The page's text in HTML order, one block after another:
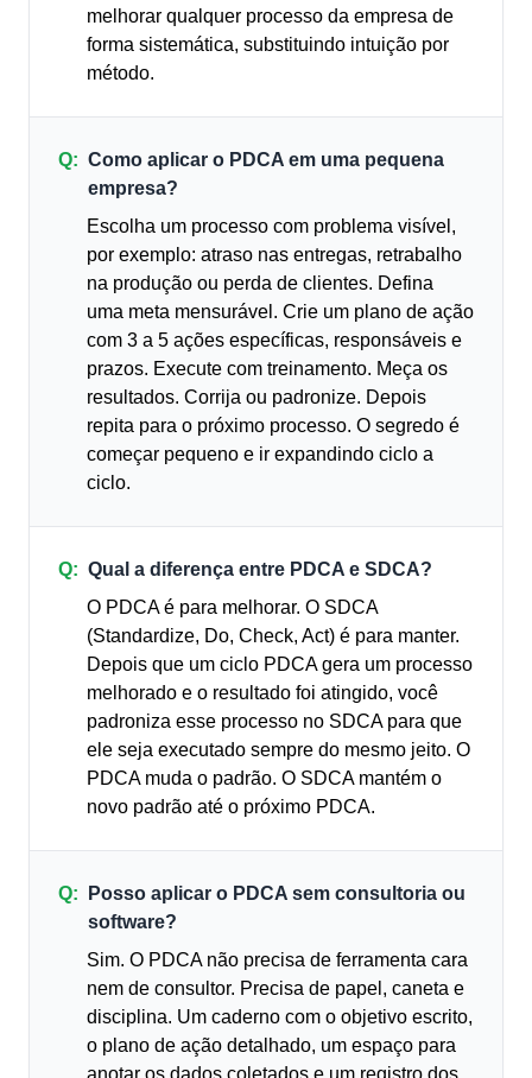
melhorar qualquer processo da empresa de
forma sistemática, substituindo intuição por
método.
Q: Como aplicar o PDCA em uma pequena
empresa?
Escolha um processo com problema visível,
por exemplo: atraso nas entregas, retrabalho
na produção ou perda de clientes. Defina
uma meta mensurável. Crie um plano de ação
com 3 a 5 ações específicas, responsáveis e
prazos. Execute com treinamento. Meça os
resultados. Corrija ou padronize. Depois
repita para o próximo processo. O segredo é
começar pequeno e ir expandindo ciclo a
ciclo.
Q: Qual a diferença entre PDCA e SDCA?
O PDCA é para melhorar. O SDCA
(Standardize, Do, Check, Act) é para manter.
Depois que um ciclo PDCA gera um processo
melhorado e o resultado foi atingido, você
padroniza esse processo no SDCA para que
ele seja executado sempre do mesmo jeito. O
PDCA muda o padrão. O SDCA mantém o
novo padrão até o próximo PDCA.
Q:
Posso aplicar o PDCA sem consultoria ou
software?
Sim. O PDCA não precisa de ferramenta cara
nem de consultor. Precisa de papel, caneta e
disciplina. Um caderno com o objetivo escrito,
o plano de ação detalhado, um espaço para
anotar os dados coletados e um registro dos